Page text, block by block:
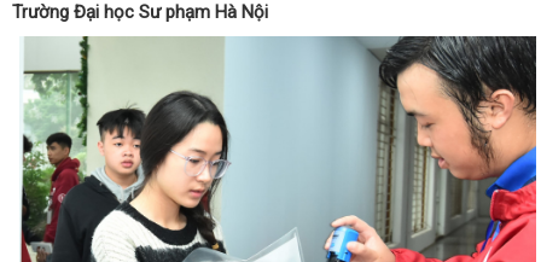
Trường Đại học Sư phạm Hà Nội